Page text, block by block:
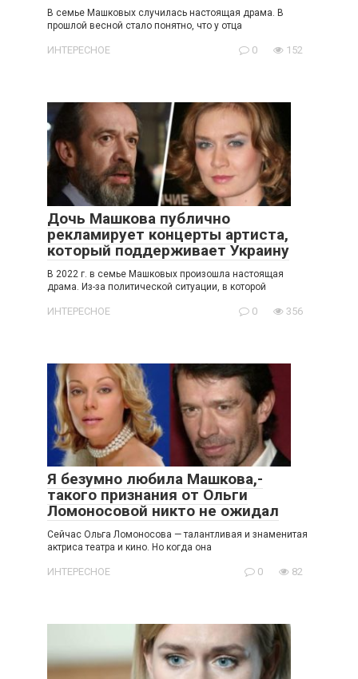
В семье Машковых случилась настоящая драма. В
прошлой весной стало понятно, что у отца
ИНТЕРЕСНОЕ 0 152
Дочь Машкова публично
рекламирует концерты артиста,
который поддерживает Украину
В 2022 г. в семье Машковых произошла настоящая
драма. Из-за политической ситуации, в которой
ИНТЕРЕСНОЕ 0 356
Я безумно любила Машкова,-
такого признания от Ольги
Ломоносовой никто не ожидал
Сейчас Ольга Ломоносова — талантливая и знаменитая
актриса театра и кино. Но когда она
ИНТЕРЕСНОЕ 0 82